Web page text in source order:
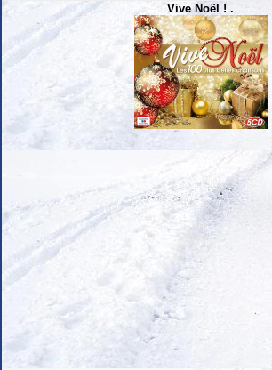
Vive Noël ! .